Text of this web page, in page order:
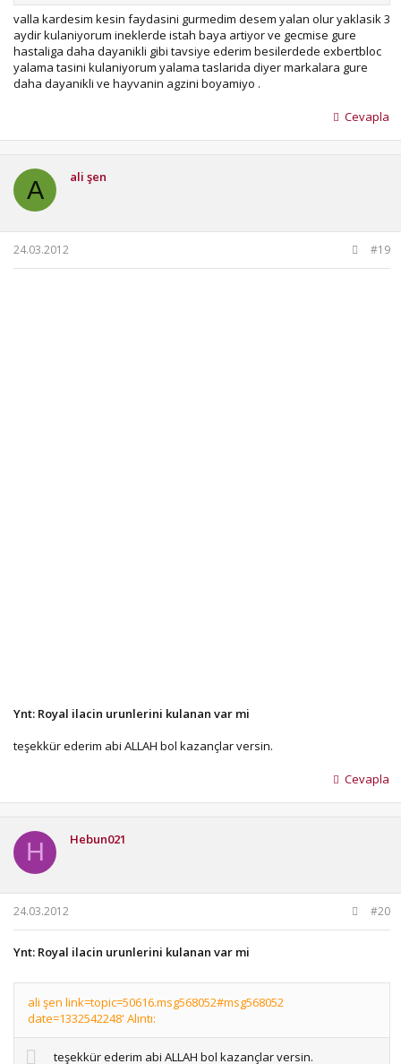
valla kardesim kesin faydasini gurmedim desem yalan olur yaklasik 3
aydir kulaniyorum ineklerde istah baya artiyor ve gecmise gure
hastaliga daha dayanikli gibi tavsiye ederim besilerdede exbertbloc
yalama tasini kulaniyorum yalama taslarida diyer markalara gure
daha dayanikli ve hayvanin agzini boyamiyo .
Cevapla
A ali şen
24.03.2012 #19
Ynt: Royal ilacin urunlerini kulanan var mi
teşekkür ederim abi ALLAH bol kazançlar versin.
Cevapla
H Hebun021
24.03.2012 #20
Ynt: Royal ilacin urunlerini kulanan var mi
ali şen link=topic=50616.msg568052#msg568052
date=1332542248' Alıntı:
teşekkür ederim abi ALLAH bol kazançlar versin.